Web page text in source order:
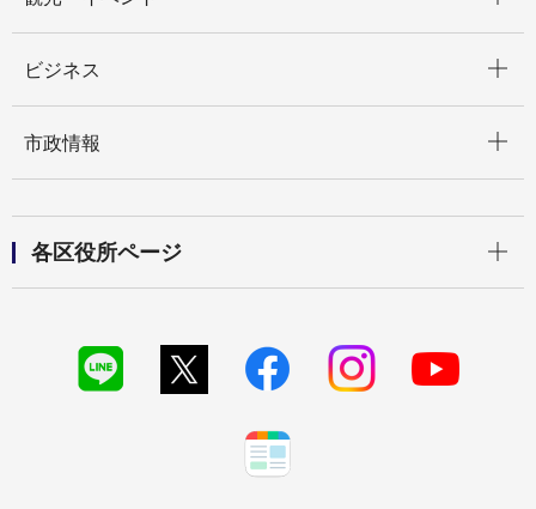
ビジネス
市政情報
各区役所ページ